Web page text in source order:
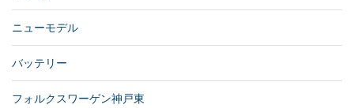
ニューモデル
バッテリー
フォルクスワーゲン神戸東